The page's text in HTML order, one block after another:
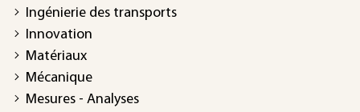
Ingénierie des transports
Innovation
Matériaux
Mécanique
Mesures - Analyses